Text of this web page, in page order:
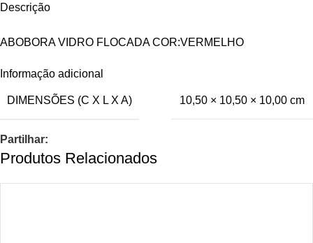
Descrição
ABOBORA VIDRO FLOCADA COR:VERMELHO
Informação adicional
DIMENSÕES (C X L X A) 10,50 × 10,50 × 10,00 cm
Partilhar:
Produtos Relacionados